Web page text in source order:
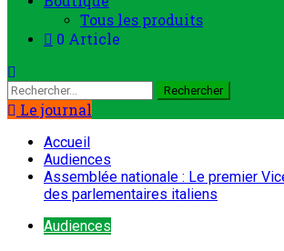
Tous les produits
0 Article
Rechercher :
Le journal
Accueil
Audiences
Assemblée nationale : Le premier
des parlementaires italiens
Audiences